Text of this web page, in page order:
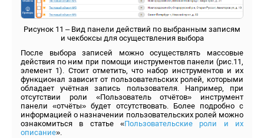
Рисунок 11 – Вид панели действий по выбранным записям
и чекбоксы для осуществления выбора
После выбора записей можно осуществлять массовые
действия по ним при помощи инструментов панели (рис.11,
элемент 1). Стоит отметить, что набор инструментов и их
функционал зависит от пользовательских ролей, которыми
обладает учётная запись пользователя. Например, при
отсутствии роли «Пользователь отчётов» инструмент
панели «отчёты» будет отсутствовать. Более подробно с
информацией о назначении пользовательских ролей можно
ознакомиться в статье «Пользовательские роли и их
описание».